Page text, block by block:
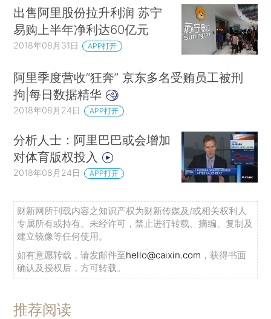
出售阿里股份拉升利润 苏宁
易购上半年净利达60亿元
2018年08月31日 APP打开
阿里季度营收“狂奔” 京东多名受贿员工被刑
拘|每日数据精华
2018年08月24日 APP打开
分析人士：阿里巴巴或会增加
对体育版权投入
2018年08月24日 APP打开
财新网所刊载内容之知识产权为财新传媒及/或相关权利人
专属所有或持有。未经许可，禁止进行转载、摘编、复制及
建立镜像等任何使用。
如有意愿转载，请发邮件至hello@caixin.com ，获得书面
确认及授权后，方可转载。
推荐阅读